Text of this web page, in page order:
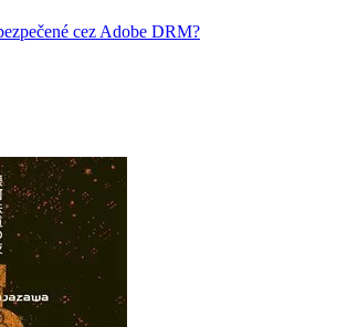
cez Adobe DRM?